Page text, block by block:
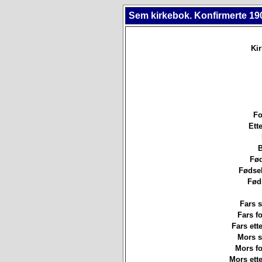
Sem kirkebok. Konfirmerte
Fars
Fars
Fars
Mors
Mors
Mors